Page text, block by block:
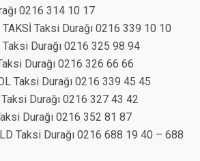
0216 314 10 17
Taksi Durağı 0216 339 10 10
Durağı 0216 325 98 94
Durağı 0216 326 66 66
Taksi Durağı 0216 339 45 45
Durağı 0216 327 43 42
Durağı 0216 352 81 87
Taksi Durağı 0216 688 19 40 – 688